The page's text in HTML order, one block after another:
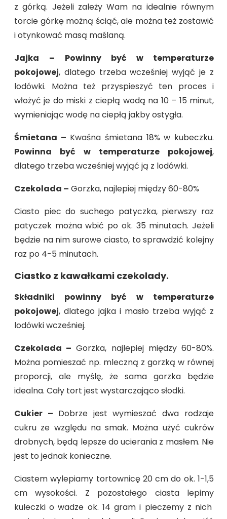
z górką. Jeżeli zależy Wam na idealnie równym
torcie górkę możną ściąć, ale można też zostawić
i otynkować masą maślaną.
Jajka
–
Powinny być w temperaturze
pokojowej, dlatego trzeba wcześniej wyjąć je z
lodówki. Można też przyspieszyć ten proces i
włożyć je do miski z ciepłą wodą na 10 – 15 minut,
wymieniając wodę na ciepłą jakby ostygła.
Śmietana – Kwaśna śmietana 18% w kubeczku.
Powinna być w temperaturze pokojowej,
dlatego trzeba wcześniej wyjąć ją z lodówki.
Czekolada – Gorzka, najlepiej między 60-80%
Ciasto piec do suchego patyczka, pierwszy raz
patyczek można wbić po ok. 35 minutach. Jeżeli
będzie na nim surowe ciasto, to sprawdzić kolejny
raz po 4-5 minutach.
Ciastko z kawałkami czekolady.
Składniki powinny być w temperaturze
pokojowej, dlatego jajka i masło trzeba wyjąć z
lodówki wcześniej.
Czekolada – Gorzka, najlepiej między 60-80%.
Można pomieszać np. mleczną z gorzką w równej
proporcji, ale myślę, że sama gorzka będzie
idealna. Cały tort jest wystarczająco słodki.
Cukier – Dobrze jest wymieszać dwa rodzaje
cukru ze względu na smak. Można użyć cukrów
drobnych, będą lepsze do ucierania z masłem. Nie
jest to jednak konieczne.
Ciastem wylepiamy tortownicę 20 cm do ok. 1-1,5
cm wysokości. Z pozostałego ciasta lepimy
kuleczki o wadze ok. 14 gram i pieczemy z nich